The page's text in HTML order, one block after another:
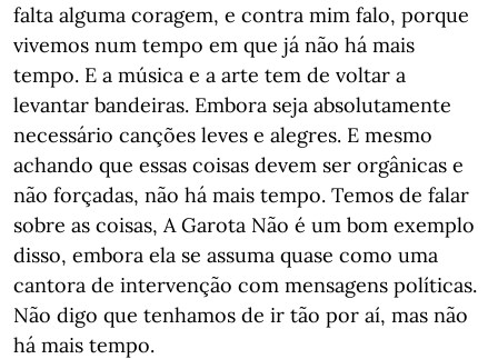
falta alguma coragem, e contra mim falo, porque
vivemos num tempo em que já não há mais
tempo. E a música e a arte tem de voltar a
levantar bandeiras. Embora seja absolutamente
necessário canções leves e alegres. E mesmo
achando que essas coisas devem ser orgânicas e
não forçadas, não há mais tempo. Temos de falar
sobre as coisas, A Garota Não é um bom exemplo
disso, embora ela se assuma quase como uma
cantora de intervenção com mensagens políticas.
Não digo que tenhamos de ir tão por aí, mas não
há mais tempo.